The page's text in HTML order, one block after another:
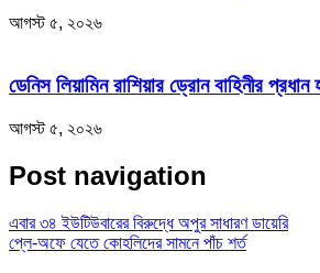
আগস্ট ৫, ২০২৬
ডেনিস লিয়ামিন রাশিয়ার ড্রোন বাহিনীর প্রধান
আগস্ট ৫, ২০২৬
Post navigation
এবার ৩৪ ইউটিউবারের বিরুদ্ধে অপুর সাধারণ ডায়েরি
প্লে-অফে যেতে কোহলিদের সামনে পাঁচ শর্ত